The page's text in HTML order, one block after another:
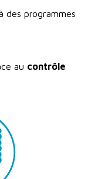
des programmes
au contrôle